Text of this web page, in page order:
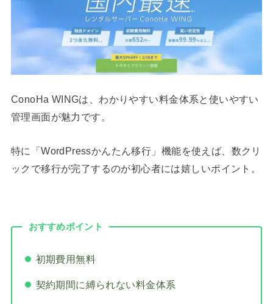
ConoHa WINGは、わかりやすい料金体系と使いやすい
管理画面が魅力です。
特に「WordPressかんたん移行」機能を使えば、数クリ
ックで移行が完了するのが初心者には嬉しいポイント。
おすすめポイント
初期費用無料
契約期間に縛られない料金体系